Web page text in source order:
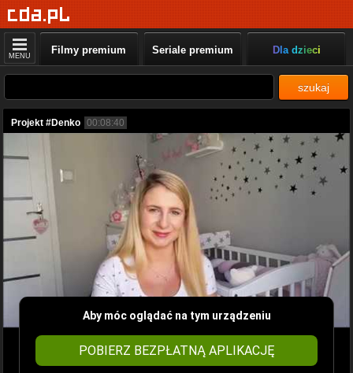
MENU Filmy premium Seriale premium Dla dzieci
szukaj
Projekt #Denko 00:08:40
Aby móc oglądać na tym urządzeniu
POBIERZ BEZPŁATNĄ APLIKACJĘ